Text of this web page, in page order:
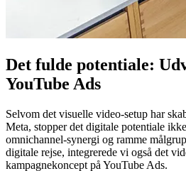
YouTube Ads
Selvom det visuelle video-setup har
Meta, stopper det digitale potentiale